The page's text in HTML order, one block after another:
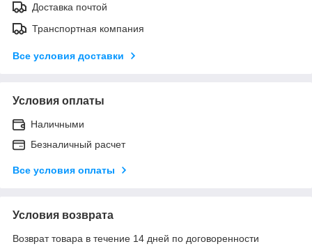
Доставка почтой
Транспортная компания
Все условия доставки
Условия оплаты
Наличными
Безналичный расчет
Все условия оплаты
Условия возврата
Возврат товара в течение 14 дней по договоренности